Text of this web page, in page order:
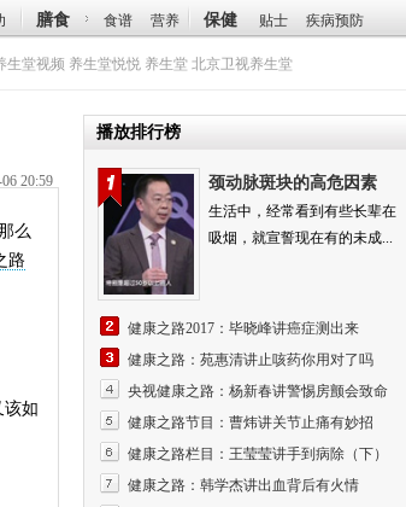
膳食 食谱 营养 保健 贴士 疾病预防
生堂视频 养生堂悦悦 养生堂 北京卫视养生堂
20:59
么
路
如
播放排行榜
颈动脉斑块的高危因素
生活中，经常看到有些长辈在
吸烟，就宣誓现在有的未成...
健康之路2017：毕晓峰讲癌症测出来
（上）健康之路：苑惠清讲止咳药你用对了吗
（下）央视健康之路：杨新春讲警惕房颤会致命
健康之路节目：曹炜讲关节止痛有妙招
健康之路栏目：王莹莹讲手到病除（下）
健康之路：韩学杰讲出血背后有火情